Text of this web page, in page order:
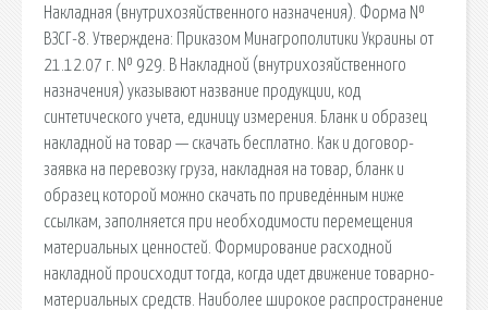
Накладная (внутрихозяйственного назначения). Форма №
ВЗСГ-8. Утверждена: Приказом Минагрополитики Украины от
21.12.07 г. № 929. В Накладной (внутрихозяйственного
назначения) указывают название продукции, код
синтетического учета, единицу измерения. Бланк и образец
накладной на товар — скачать бесплатно. Как и договор-
заявка на перевозку груза, накладная на товар, бланк и
образец которой можно скачать по приведённым ниже
ссылкам, заполняется при необходимости перемещения
материальных ценностей. Формирование расходной
накладной происходит тогда, когда идет движение товарно-
материальных средств. Наиболее широкое распространение